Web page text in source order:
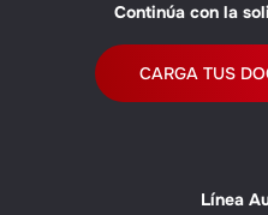
Continúa con la
CARGA TUS
Línea